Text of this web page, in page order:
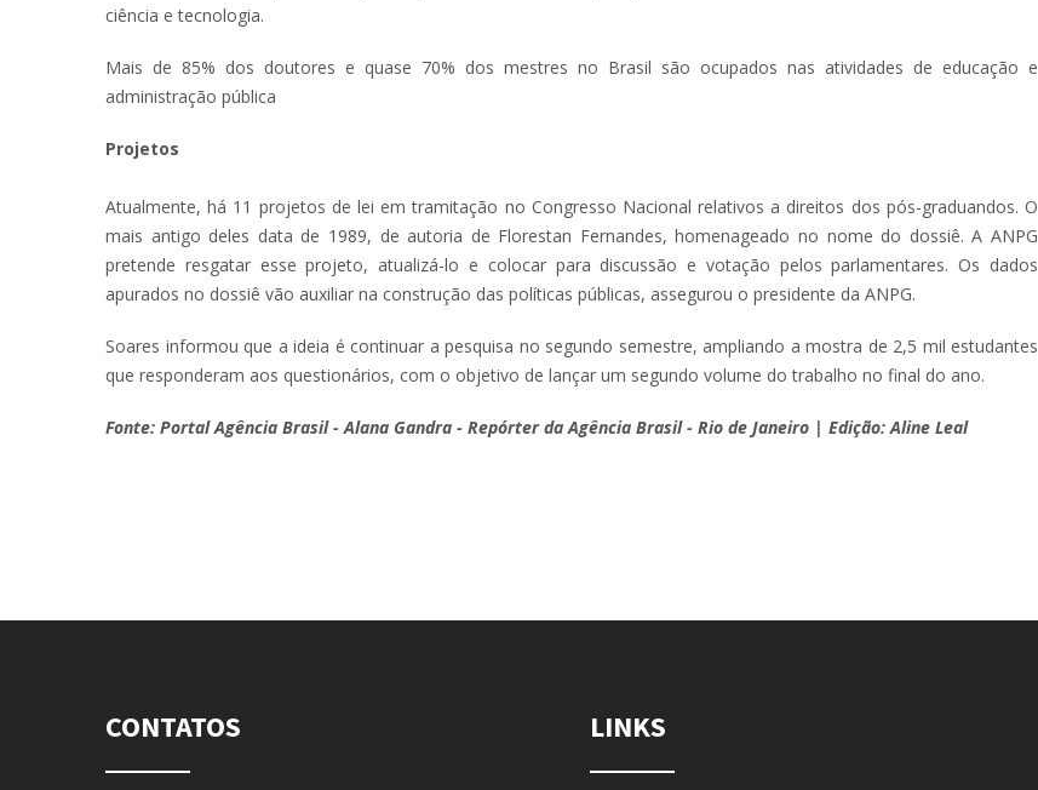
ciência e tecnologia.
Mais de 85% dos doutores e quase 70% dos mestres no Brasil são ocupados nas atividades de educação e
administração pública
Projetos
Atualmente, há 11 projetos de lei em tramitação no Congresso Nacional relativos a direitos dos pós-graduandos. O
mais antigo deles data de 1989, de autoria de Florestan Fernandes, homenageado no nome do dossiê. A ANPG
pretende resgatar esse projeto, atualizá-lo e colocar para discussão e votação pelos parlamentares. Os dados
apurados no dossiê vão auxiliar na construção das políticas públicas, assegurou o presidente da ANPG.
Soares informou que a ideia é continuar a pesquisa no segundo semestre, ampliando a mostra de 2,5 mil estudantes
que responderam aos questionários, com o objetivo de lançar um segundo volume do trabalho no final do ano.
Fonte: Portal Agência Brasil - Alana Gandra - Repórter da Agência Brasil - Rio de Janeiro | Edição: Aline Leal
CONTATOS LINKS